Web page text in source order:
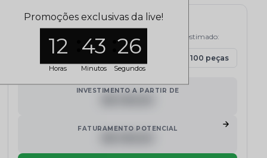
Simulador de Lucro
Selecione a quantidade e veja o potencial de lucro estimado:
100 peças
INVESTIMENTO A PARTIR DE
FATURAMENTO POTENCIAL
Promoções exclusivas da live!
12
Horas
43
Minutos
25
Segundos